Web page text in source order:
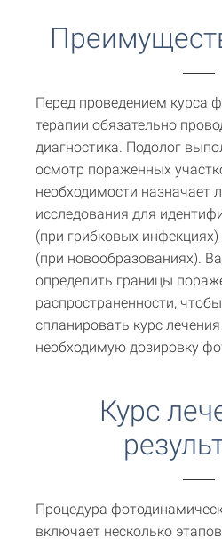
Перед проведением курса
терапии обязательно
диагностика. Подолог
осмотр пораженных
необходимости назначает
исследования для
(при грибковых
(при новообразованиях).
определить границы
распространенности,
спланировать курс
необходимую дозировку
Курс
Процедура
включает несколько